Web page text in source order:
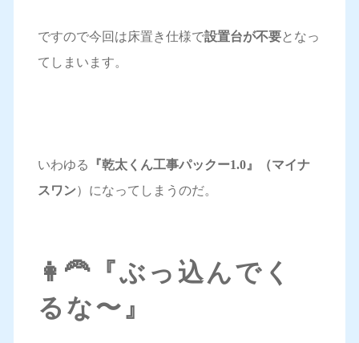
ですので今回は床置き仕様で設置台が不要となっ
てしまいます。
いわゆる
『乾太くん工事パックー1.0』（マイナ
スワン）になってしまうのだ。
👩‍🦰『ぶっ込んでく
るな〜』